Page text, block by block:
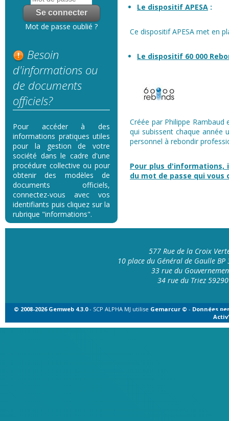
Mot de passe oublié ?
Besoin
d'informations ou
de documents
officiels?
Pour accéder à des
informations pratiques utiles
pour la gestion de votre
société dans le cadre d'une
procédure collective ou pour
obtenir des modèles de
documents officiels,
connectez-vous avec vos
identifiants puis cliquez sur la
rubrique "informations".
Le dispositif APESA :
Ce dispositif APESA met en
Le dispositif 60 000
Créée par Philippe Rambaud
qui subissent chaque année
personnel à rebondir
Pour plus
du mot de passe qui
577 Rue de la Croix
10 place du Général de Gaulle BP
33 rue du
34 rue du Triez 59290
© 2008-2026 Gemweb 4.3.0- SCP ALPHA MJ utilise Gemarcur © - Données